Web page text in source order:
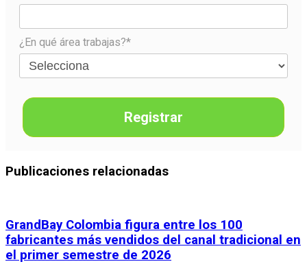
¿En qué área trabajas?*
Registrar
Publicaciones relacionadas
GrandBay Colombia figura entre los 100
fabricantes más vendidos del canal tradicional en
el primer semestre de 2026